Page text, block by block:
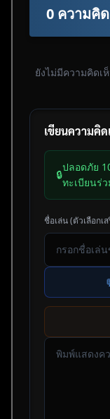
0 ความคิ
ยังไม่มีความคิดเ
เขียนความคิด
🔒
ปลอดภัย
ทะเบียนร่
ชื่อเล่น (ตัวเลือกเ